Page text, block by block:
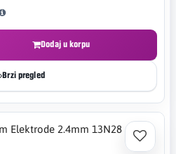
Dodaj u korpu
Brzi pregled